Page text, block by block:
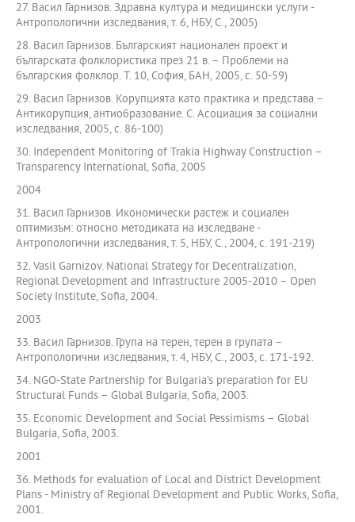
27. Васил Гарнизов. Здравна култура и медицински услуги -
Антропологични изследвания, т. 6, НБУ, С., 2005)
28. Васил Гарнизов. Българският национален проект и
българската фолклористика през 21 в. – Проблеми на
българския фолклор. Т. 10, София, БАН, 2005, с. 50-59)
29. Васил Гарнизов. Корупцията като практика и представа –
Антикорупция, антиобразование. С. Асоциация за социални
изследвания, 2005, с. 86-100)
30. Independent Monitoring of Trakia Highway Construction –
Transparency International, Sofia, 2005
2004
31. Васил Гарнизов. Икономически растеж и социален
оптимизъм: относно методиката на изследване -
Антропологични изследвания, т. 5, НБУ, С., 2004, с. 191-219)
32. Vasil Garnizov. National Strategy for Decentralization,
Regional Development and Infrastructure 2005-2010 – Open
Society Institute, Sofia, 2004.
2003
33. Васил Гарнизов. Група на терен, терен в групата –
Антропологични изследвания, т. 4, НБУ, С., 2003, с. 171-192.
34. NGO-State Partnership for Bulgaria’s preparation for EU
Structural Funds – Global Bulgaria, Sofia, 2003.
35. Economic Development and Social Pessimisms – Global
Bulgaria, Sofia, 2003.
2001
36. Methods for evaluation of Local and District Development
Plans - Ministry of Regional Development and Public Works, Sofia,
2001.